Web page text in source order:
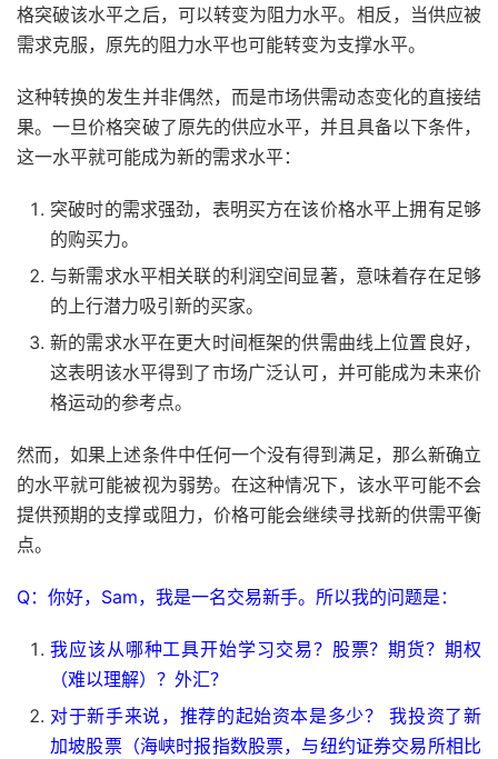
格突破该水平之后，可以转变为阻力水平。相反，当供应被
需求克服，原先的阻力水平也可能转变为支撑水平。
这种转换的发生并非偶然，而是市场供需动态变化的直接结
果。一旦价格突破了原先的供应水平，并且具备以下条件，
这一水平就可能成为新的需求水平：
突破时的需求强劲，表明买方在该价格水平上拥有足够
的购买力。
与新需求水平相关联的利润空间显著，意味着存在足够
的上行潜力吸引新的买家。
新的需求水平在更大时间框架的供需曲线上位置良好，
这表明该水平得到了市场广泛认可，并可能成为未来价
格运动的参考点。
然而，如果上述条件中任何一个没有得到满足，那么新确立
的水平就可能被视为弱势。在这种情况下，该水平可能不会
提供预期的支撑或阻力，价格可能会继续寻找新的供需平衡
点。
Q：你好，Sam，我是一名交易新手。所以我的问题是：
我应该从哪种工具开始学习交易？股票？期货？期权
（难以理解）？外汇？
对于新手来说，推荐的起始资本是多少？ 我投资了新
加坡股票（海峡时报指数股票，与纽约证券交易所相比